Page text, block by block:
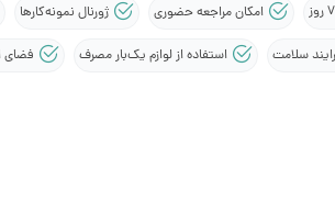
امکان مراجعه حضوری ژورنال نمونه‌کارها
سلامت استفاده از لوازم یک‌بار مصرف فضای